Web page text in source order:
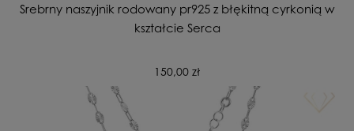
Srebrny naszyjnik rodowany pr925 z błękitną cyrkonią w
kształcie Serca
150,00 zł